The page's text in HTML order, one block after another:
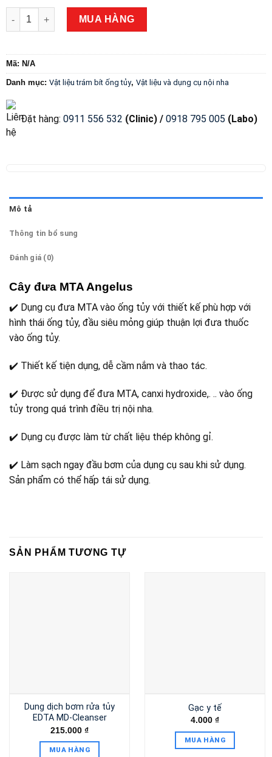
Cây đưa MTA Angelus số lượng
MUA HÀNG
Mã: N/A
Danh mục: Vật liệu trám bít ống tủy, Vật liệu và dụng cụ nội nha
Đặt hàng: 0911 556 532 (Clinic) /0918 795 005 (Labo)
Mô tả
Thông tin bổ sung
Đánh giá (0)
Cây đưa MTA Angelus
✔️ Dụng cụ đưa MTA vào ống tủy với thiết kế phù hợp với
hình thái ống tủy, đầu siêu mỏng giúp thuận lợi đưa thuốc
vào ống tủy.
✔️ Thiết kế tiện dụng, dễ cầm nắm và thao tác.
✔️ Được sử dụng để đưa MTA, canxi hydroxide,. .. vào ống
tủy trong quá trình điều trị nội nha.
✔️ Dụng cụ được làm từ chất liệu thép không gỉ.
✔️ Làm sạch ngay đầu bơm của dụng cụ sau khi sử dụng.
Sản phẩm có thể hấp tái sử dụng.
SẢN PHẨM TƯƠNG TỰ
Dung dịch bơm rửa tủy
EDTA MD-Cleanser
215.000 ₫
MUA HÀNG
Gạc y tế
4.000 ₫
MUA HÀNG